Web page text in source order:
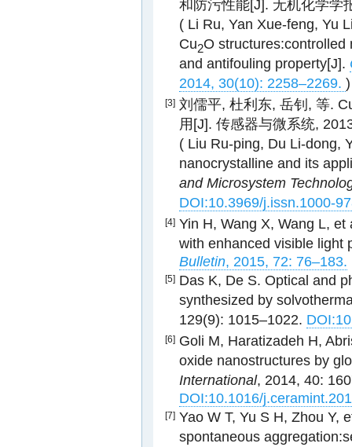
和防污性能[J]. 无机化学学
( Li Ru, Yan Xue-feng, Yu
Cu2O structures:controlled
and antifouling property[J].
2014, 30(10): 2258–2269. )
[3] 刘儒平, 杜利东, 岳钊, 等.
用[J]. 传感器与微系统,
( Liu Ru-ping, Du Li-dong,
nanocrystalline and its
and Microsystem
DOI:10.3969/j.issn.1000-
[4] Yin H, Wang X, Wang L, et
with enhanced visible light
Bulletin, 2015, 72: 76–183.
[5] Das K, De S. Optical and
synthesized by
129(9): 1015–1022.
[6] Goli M, Haratizadeh H,
oxide nanostructures by
International, 2014, 40:
DOI:10.1016/
[7] Yao W T, Yu S H, Zhou Y,
spontaneous